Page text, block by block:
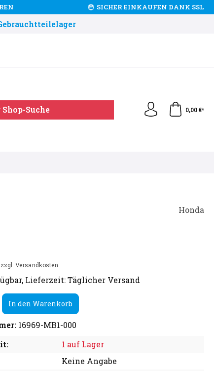
SICHER EINKAUFEN DANK SSL
Shop-Suche 0,00 €*
Honda
Versandkosten
Lieferzeit: Täglicher Versand
In den Warenkorb
16969-MB1-000
1 auf Lager
Keine Angabe